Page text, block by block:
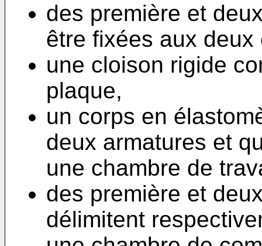
des première et
être fixées aux
une cloison rigide
plaque,
un corps en
deux armatures et
une chambre de
des première et
délimitent